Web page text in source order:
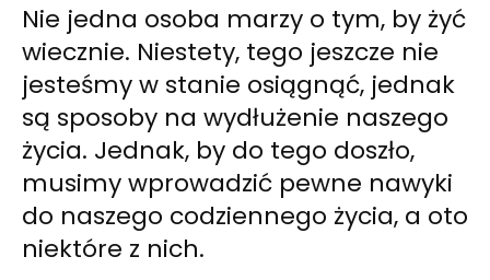
Nie jedna osoba marzy o tym, by żyć
wiecznie. Niestety, tego jeszcze nie
jesteśmy w stanie osiągnąć, jednak
są sposoby na wydłużenie naszego
życia. Jednak, by do tego doszło,
musimy wprowadzić pewne nawyki
do naszego codziennego życia, a oto
niektóre z nich.